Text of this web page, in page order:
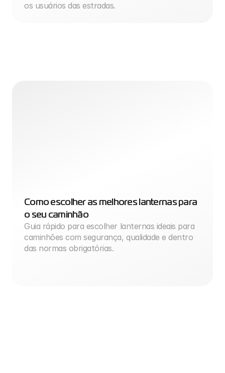
os usuários das estradas.
Como escolher as melhores lanternas para
o seu caminhão
Guia rápido para escolher lanternas ideais para
caminhões com segurança, qualidade e dentro
das normas obrigatórias.